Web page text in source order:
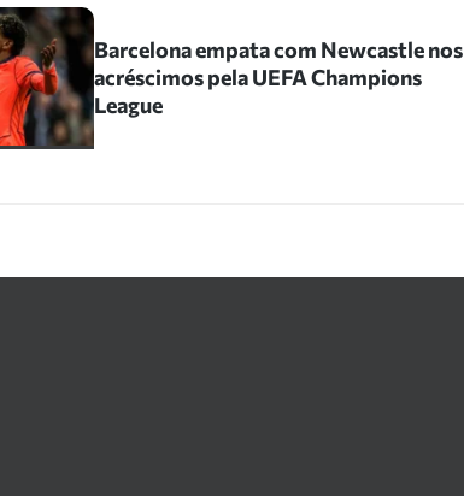
Barcelona empata com Newcastle nos
acréscimos pela UEFA Champions
League